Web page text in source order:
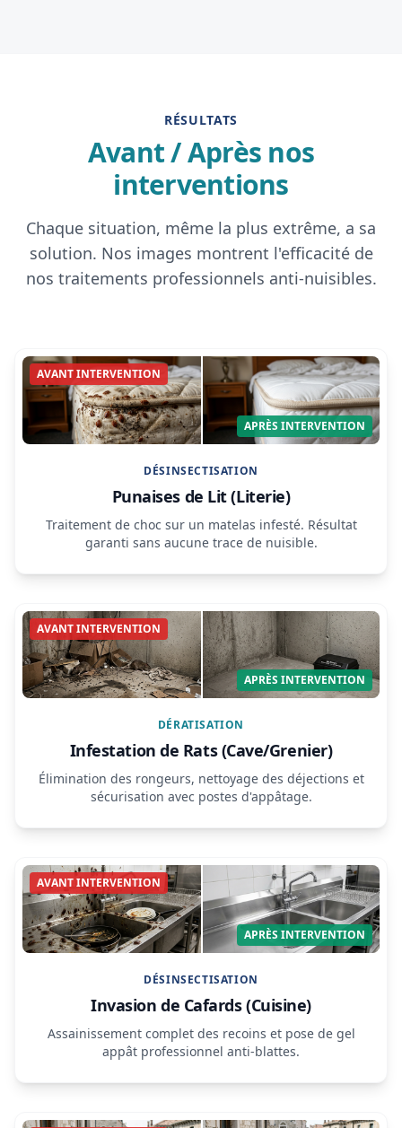
RÉSULTATS
Avant / Après nos
interventions
Chaque situation, même la plus extrême, a sa
solution. Nos images montrent l'efficacité de
nos traitements professionnels anti-nuisibles.
AVANT INTERVENTION
APRÈS INTERVENTION
DÉSINSECTISATION
Punaises de Lit (Literie)
Traitement de choc sur un matelas infesté. Résultat
garanti sans aucune trace de nuisible.
AVANT INTERVENTION
APRÈS INTERVENTION
DÉRATISATION
Infestation de Rats (Cave/Grenier)
Élimination des rongeurs, nettoyage des déjections et
sécurisation avec postes d'appâtage.
AVANT INTERVENTION
APRÈS INTERVENTION
DÉSINSECTISATION
Invasion de Cafards (Cuisine)
Assainissement complet des recoins et pose de gel
appât professionnel anti-blattes.